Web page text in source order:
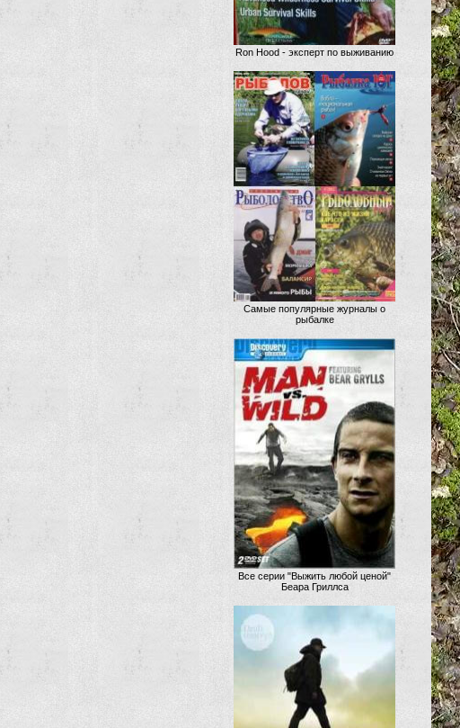
Ron Hood - эксперт по выживанию
Самые популярные журналы о
рыбалке
Все серии "Выжить любой ценой"
Беара Гриллса